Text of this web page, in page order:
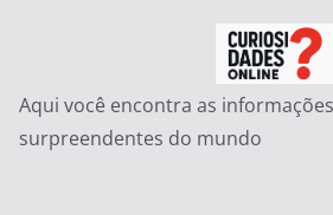
conteúdo
Aqui você encontra as
surpreendentes do mundo